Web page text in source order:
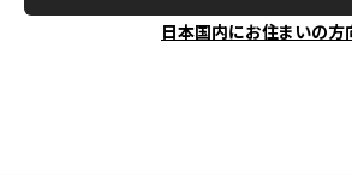
日本国内にお住まいの方